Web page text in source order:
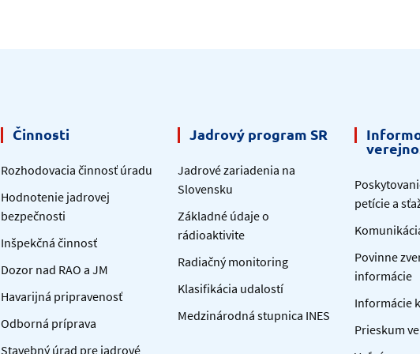
Činnosti
Rozhodovacia činnosť úradu
Hodnotenie jadrovej
bezpečnosti
Inšpekčná činnosť
Dozor nad RAO a JM
Havarijná pripravenosť
Odborná príprava
Stavebný úrad pre jadrové
Jadrový program SR
Jadrové zariadenia na
Slovensku
Základné údaje o
rádioaktivite
Radiačný monitoring
Klasifikácia udalostí
Medzinárodná stupnica INES
petície a
Povinne
informácie
Informácie
Prieskum